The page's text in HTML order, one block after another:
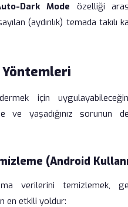
Dark Mode özelliği
(aydınlık) temada takılı
Yöntemleri
için
ve yaşadığınız sorunun
(Android
verilerini temizlemek,
en etkili yoldur: